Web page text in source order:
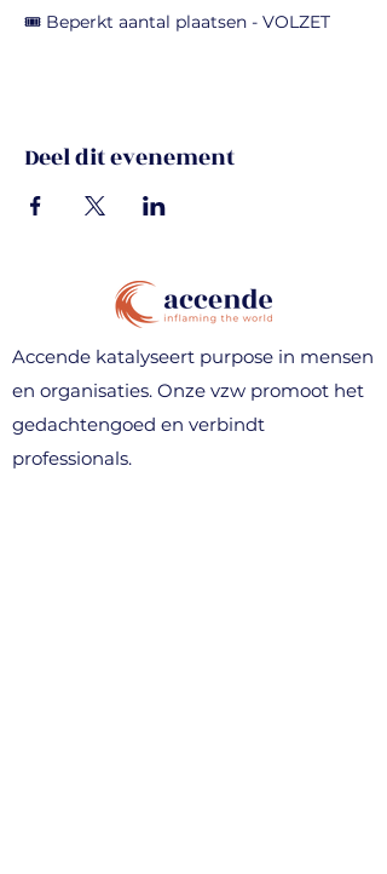
🎟️ Beperkt aantal plaatsen - VOLZET
Deel dit evenement
Accende katalyseert purpose in mensen
en organisaties. Onze vzw promoot het
gedachtengoed en verbindt
professionals.